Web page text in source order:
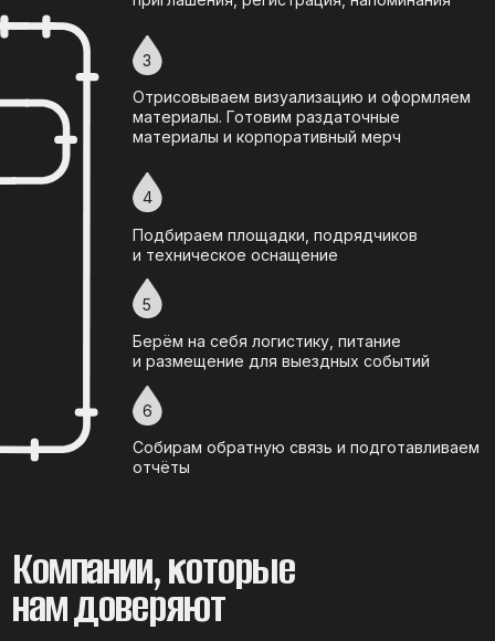
ИК СИБИНТЕК
Нефтегорский ГПЗ
Оренбургнефть
Отрадненский ГПЗ
РН-ГРП
РН-Комсомольский НПЗ
РН-Няганьнефтегаз
РН-Сахалинморнефтегаз
РН-Северная нефть
РН-Юганскнефтегаз
РОСПАН ИНТЕРНЕШНЛ
Самотлорнефтегаз
Сибнефтегаз
Технологический транспорт
Тюменнефтегаз
Удмуртнефть
Газпром газомоторное топливо
Газпром добыча Уренгой
Газпром добыча шельф Южно-Сахалинск
Газпром добыча Ямбург
Газпром трансгаз Сургут
Варьеганнефтегаз
Ванкорнефть